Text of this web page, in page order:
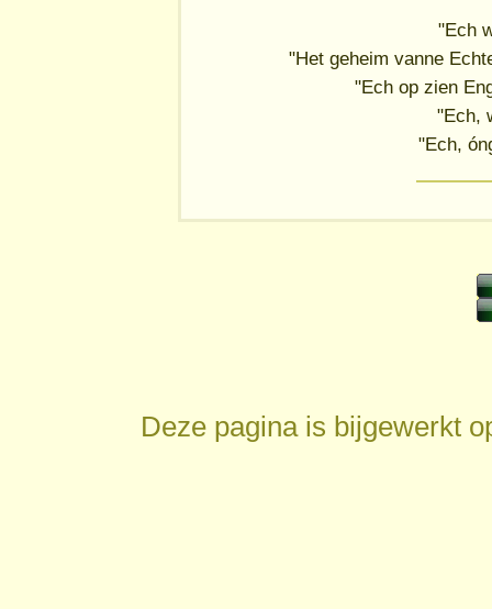
"Ech
"Het geheim vanne
"Ech op zien
"Ech,
"Ech,
Deze pagina is bijgewerkt